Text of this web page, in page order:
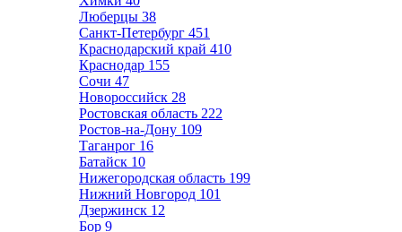
Люберцы 38
Санкт-Петербург 451
Краснодарский край 410
Краснодар 155
Сочи 47
Новороссийск 28
Ростовская область 222
Ростов-на-Дону 109
Таганрог 16
Батайск 10
Нижегородская область 199
Нижний Новгород 101
Дзержинск 12
Бор 9